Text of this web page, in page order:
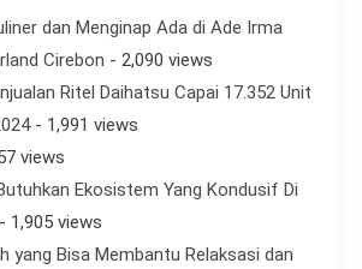
dan Menginap Ada di Ade Irma
Cirebon - 2,090 views
Ritel Daihatsu Capai 17.352 Unit
- 1,991 views
views
Ekosistem Yang Kondusif Di
- 1,905 views
yang Bisa Membantu Relaksasi dan